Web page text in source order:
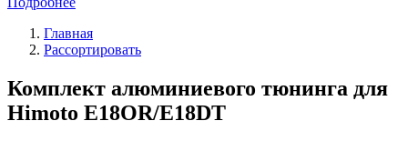
Главная
Рассортировать
Комплект алюминиевого тюнинга для
Himoto E18OR/E18DT